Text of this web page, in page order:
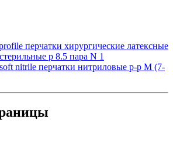
перчатки хирургические латексные
р 8.5 пара N 1
nitrile перчатки нитриловые р-р M (7-